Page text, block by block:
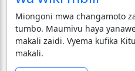
Miongoni mwa changamoto
tumbo. Maumivu haya
makali zaidi. Vyema kufika
makali.